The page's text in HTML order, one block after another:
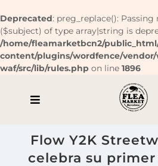
Deprecated: preg_replace():
($subject) of type array|string is
/home/fleamarketbcn2/
content/plugins/wordfence/
waf/src/lib/rules.php on line 1896
contenido
Flow Y2K
celebra su